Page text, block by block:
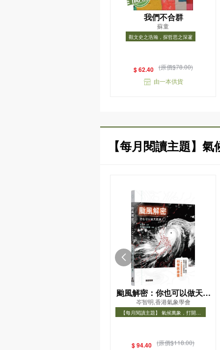
我們不合群
蘇童
觀文史之浩瀚，探哲思之深邃
$ 62.40 (原價$78.00)
由一本供貨
【每月閱讀主題】
颱風解密：你也可以做天氣
達人！
岑智明,香港氣象學會
【每月閱讀主題】 氣候萬象，打開氣
$ 94.40 (原價$118.00)